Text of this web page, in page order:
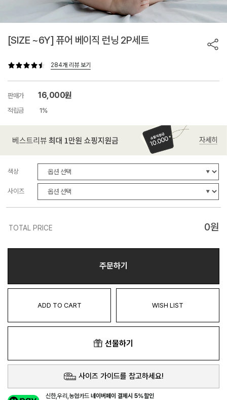
[SIZE ~6Y] 퓨어 베이직 런닝 2P세트
284개 리뷰 보기
판매가 16,000원
적립금 1%
색상
사이즈
TOTAL PRICE 0원
주문하기
ADD TO CART WISH LIST
선물하기
사이즈 가이드를 참고하세요!
신한,우리,농협카드네이버페이 결제시 5%할인